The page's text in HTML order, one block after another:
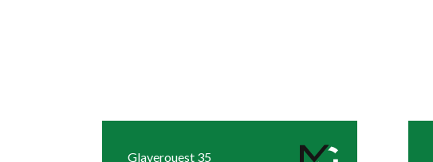
Glaverouest 35